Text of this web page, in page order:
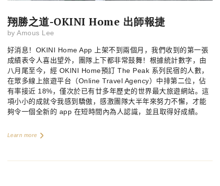
翔勝之道-OKINI Home 出師報捷
by Amous Lee
好消息！ OKINI Home App
上架不到兩個月，我們收到的第一張
成績表令人喜出望外，團隊上下都非常鼓舞！根據統計數字，由
八月尾至今，經 OKINI Home預訂 The Peak 系列民宿的人數，
在眾多線上旅遊平台（Online Travel Agency）中排第二位，佔
有率接近 18%，僅次於已有廿多年歷史的世界最大旅遊網站。這
項小小的成就令我感到驕傲，感激團隊大半年來努力不懈，才能
夠令一個全新的 app 在短時間內為人認識，並且取得好成績。
Learn more